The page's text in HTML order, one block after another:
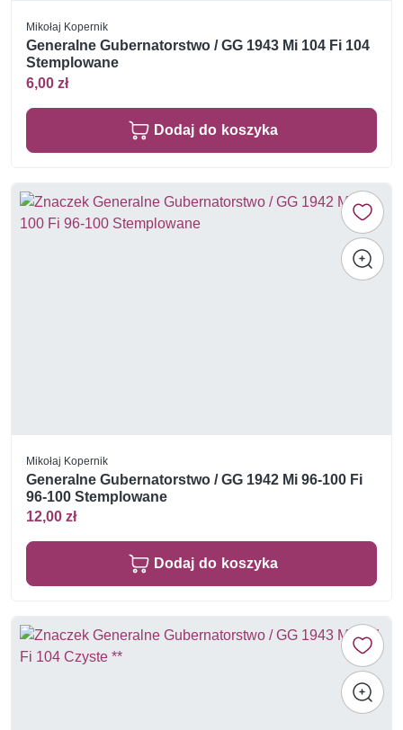
Mikołaj Kopernik
Generalne Gubernatorstwo / GG 1943 Mi 104 Fi 104
Stemplowane
6,00 zł
Dodaj do koszyka
Mikołaj Kopernik
Generalne Gubernatorstwo / GG 1942 Mi 96-100 Fi
96-100 Stemplowane
12,00 zł
Dodaj do koszyka